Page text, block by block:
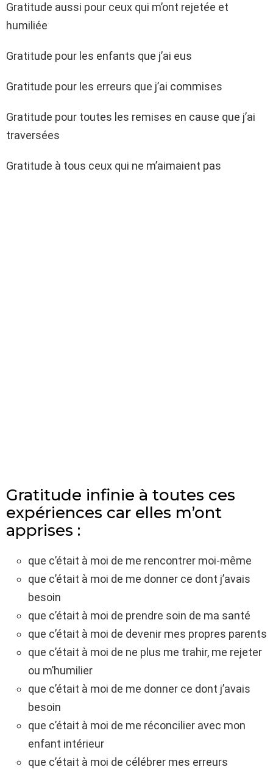
Gratitude aussi pour ceux qui m’ont rejetée et
humiliée
Gratitude pour les enfants que j’ai eus
Gratitude pour les erreurs que j’ai commises
Gratitude pour toutes les remises en cause que j’ai
traversées
Gratitude à tous ceux qui ne m’aimaient pas
Gratitude infinie à toutes ces
expériences car elles m’ont
apprises :
que c’était à moi de me rencontrer moi-même
que c’était à moi de me donner ce dont j’avais
besoin
que c’était à moi de prendre soin de ma santé
que c’était à moi de devenir mes propres parents
que c’était à moi de ne plus me trahir, me rejeter
ou m’humilier
que c’était à moi de me donner ce dont j’avais
besoin
que c’était à moi de me réconcilier avec mon
enfant intérieur
que c’était à moi de célébrer mes erreurs